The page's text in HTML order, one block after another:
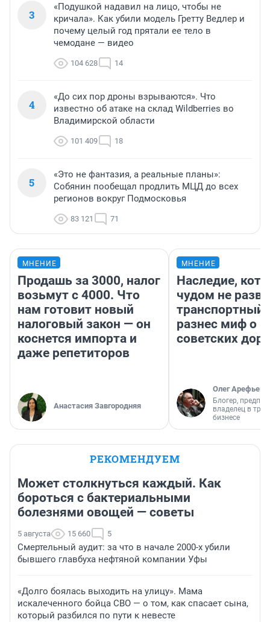
3
«Подушкой надавил на лицо, чтобы не
кричала». Как убили модель Гретту Ведлер и
почему целый год прятали ее тело в
чемодане — видео
104 628 14
4
«До сих пор дроны взрываются». Что
известно об атаке на склад Wildberries во
Владимирской области
101 409 18
5
«Это не фантазия, а реальные планы»:
Собянин пообещал продлить МЦД до всех
регионов вокруг Подмосковья
83 121 71
МНЕНИЕ
Продашь за 3000, налог
возьмут с 4000. Что
нам готовит новый
налоговый закон — он
коснется импорта и
даже репетиторов
Анастасия Завгородняя
МНЕНИЕ
Наследие,
чудом не
транспортный
разнес миф о
советских
Олег Арефьев
Блогер,
владелец в
бизнесе
РЕКОМЕНДУЕМ
Может столкнуться каждый. Как
бороться с бактериальными
болезнями овощей — советы
5 августа 15 660 5
Смертельный аудит: за что в начале 2000-х убили
бывшего главбуха нефтяной компании Уфы
«Долго боялась выходить на улицу». Мама
искалеченного бойца СВО — о том, как спасает сына,
который разбился по пути к невесте